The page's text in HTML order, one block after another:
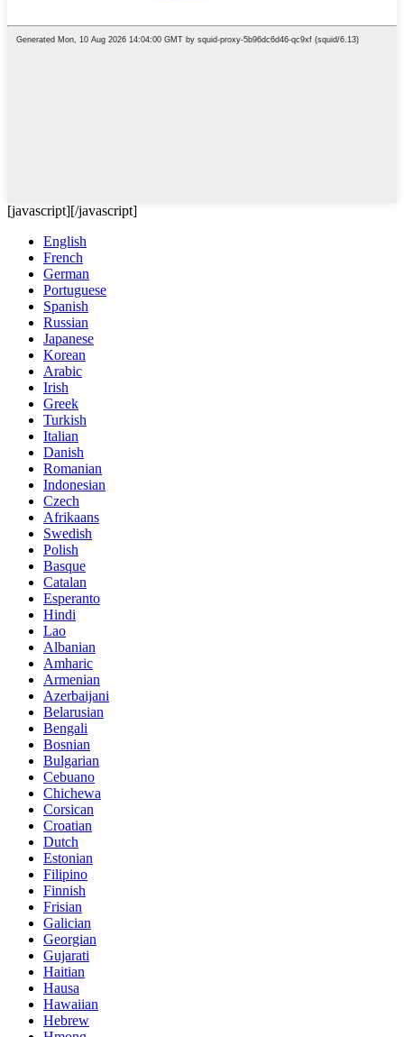
[javascript] [/javascript]
English
French
German
Portuguese
Spanish
Russian
Japanese
Korean
Arabic
Irish
Greek
Turkish
Italian
Danish
Romanian
Indonesian
Czech
Afrikaans
Swedish
Polish
Basque
Catalan
Esperanto
Hindi
Lao
Albanian
Amharic
Armenian
Azerbaijani
Belarusian
Bengali
Bosnian
Bulgarian
Cebuano
Chichewa
Corsican
Croatian
Dutch
Estonian
Filipino
Finnish
Frisian
Galician
Georgian
Gujarati
Haitian
Hausa
Hawaiian
Hebrew